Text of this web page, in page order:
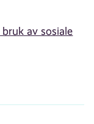
av sosiale